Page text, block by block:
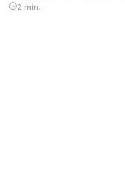
2 min.